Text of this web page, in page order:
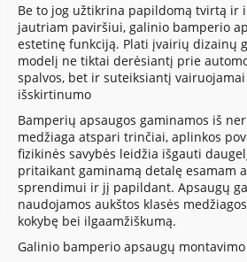
Be to jog užtikrina papildomą tvirtą ir
jautriam paviršiui, galinio bamperio
estetinę funkciją. Plati įvairių dizainų
modelį ne tiktai derėsiantį prie
spalvos, bet ir suteiksiantį
išskirtinumo
Bamperių apsaugos gaminamos iš
medžiaga atspari trinčiai, aplinkos
fizikinės savybės leidžia išgauti
pritaikant gaminamą detalę esamam
sprendimui ir jį papildant. Apsaugų
naudojamos aukštos klasės
kokybę bei ilgaamžiškumą.
Galinio bamperio apsaugų